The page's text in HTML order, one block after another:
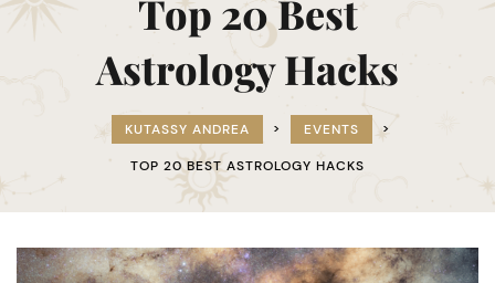
Top 20 Best
Astrology Hacks
KUTASSY ANDREA > EVENTS >
TOP 20 BEST ASTROLOGY HACKS